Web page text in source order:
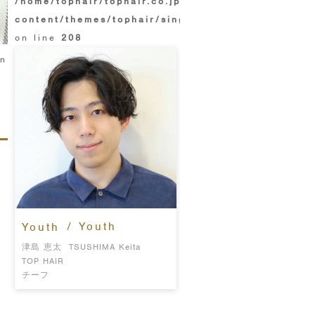
content/themes/tophair/single.php
on line 208
Youth / Youth
津島 恵太
TSUSHIMA Keita
TOP HAIR
チーフ